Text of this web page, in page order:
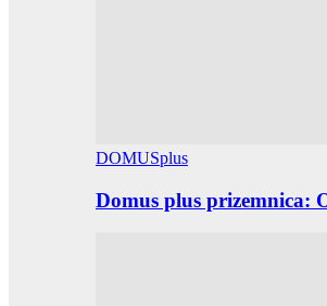
DOMUSplus
Domus plus prizemnica: